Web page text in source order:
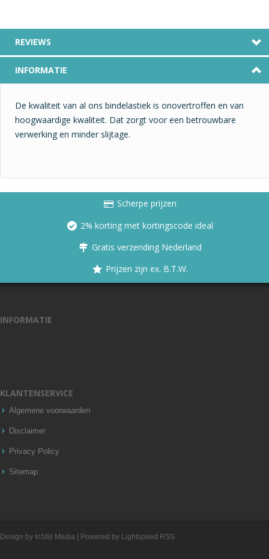
REVIEWS
INFORMATIE
De kwaliteit van al ons bindelastiek is onovertroffen en van
hoogwaardige kwaliteit. Dat zorgt voor een betrouwbare
verwerking en minder slijtage.
Scherpe prijzen
2% korting met kortingscode ideal
Gratis verzending Nederland
Prijzen zijn ex. B.T.W.
INFORMATIE
KLANTENSERVICE
Algemene voorwaarden
Disclaimer
Privacy Policy
Sitemap
Design by InStijl Media | Powered by Lightspeed RSS